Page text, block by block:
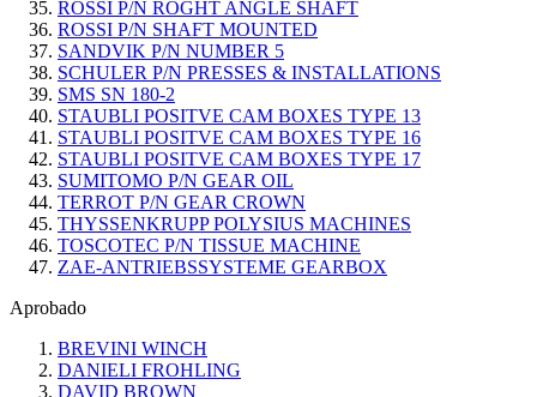
ROSSI P/N ROGHT ANGLE SHAFT
ROSSI P/N SHAFT MOUNTED
SANDVIK P/N NUMBER 5
SCHULER P/N PRESSES & INSTALLATIONS
SMS SN 180-2
STAUBLI POSITVE CAM BOXES TYPE 13
STAUBLI POSITVE CAM BOXES TYPE 16
STAUBLI POSITVE CAM BOXES TYPE 17
SUMITOMO P/N GEAR OIL
TERROT P/N GEAR CROWN
THYSSENKRUPP POLYSIUS MACHINES
TOSCOTEC P/N TISSUE MACHINE
ZAE-ANTRIEBSSYSTEME GEARBOX
Aprobado
BREVINI WINCH
DANIELI FROHLING
DAVID BROWN